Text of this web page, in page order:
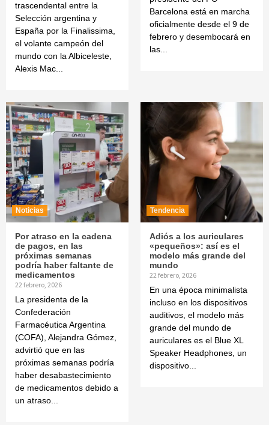
trascendental entre la
Selección argentina y
España por la Finalissima,
el volante campeón del
mundo con la Albiceleste,
Alexis Mac...
Barcelona está en marcha
oficialmente desde el 9 de
febrero y desembocará en
las...
Noticias
Por atraso en la cadena
de pagos, en las
próximas semanas
podría haber faltante de
medicamentos
22 febrero, 2026
La presidenta de la
Confederación
Farmacéutica Argentina
(COFA), Alejandra Gómez,
advirtió que en las
próximas semanas podría
haber desabastecimiento
de medicamentos debido a
un atraso...
Tendencia
Adiós a los auriculares
«pequeños»: así es el
modelo más grande del
mundo
22 febrero, 2026
En una época minimalista
incluso en los dispositivos
auditivos, el modelo más
grande del mundo de
auriculares es el Blue XL
Speaker Headphones, un
dispositivo...